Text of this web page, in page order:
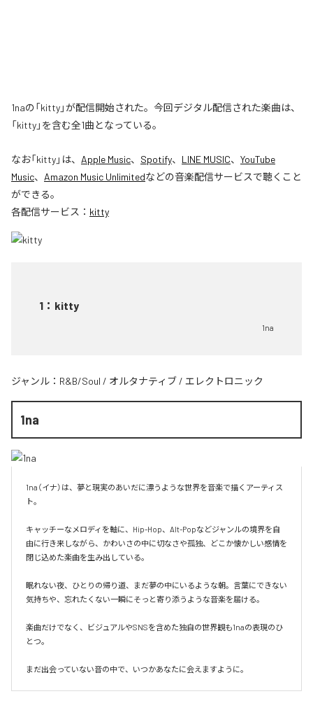
1naの「kitty」が配信開始された。今回デジタル配信された楽曲は、
「kitty」を含む全1曲となっている。
なお「kitty」は、 Apple Music、 Spotify、 LINE MUSIC、 YouTube
Music、 Amazon Music Unlimitedなどの音楽配信サービスで聴くこと
ができる。
各配信サービス： kitty
1 ： kitty
1na
ジャンル： R&B/Soul / オルタナティブ / エレクトロニック
1na
1na（イナ）は、夢と現実のあいだに漂うような世界を音楽で描くアーティス
ト。
キャッチーなメロディを軸に、Hip-Hop、Alt-Popなどジャンルの境界を自
由に行き来しながら、かわいさの中に切なさや孤独、どこか懐かしい感情を
閉じ込めた楽曲を生み出している。
眠れない夜、ひとりの帰り道、まだ夢の中にいるような朝。言葉にできない
気持ちや、忘れたくない一瞬にそっと寄り添うような音楽を届ける。
楽曲だけでなく、ビジュアルやSNSを含めた独自の世界観も1naの表現のひ
とつ。
まだ出会っていない音の中で、いつかあなたに会えますように。